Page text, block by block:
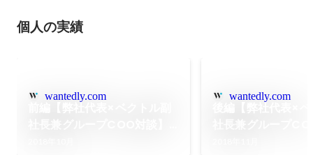
個人の実績
wantedly.com wantedly.com